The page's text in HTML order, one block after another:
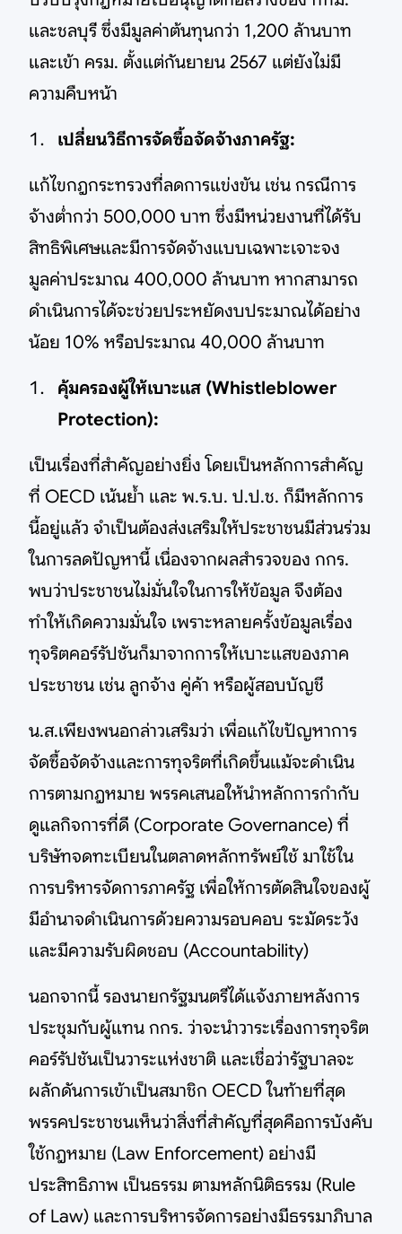
และชลบุรี ซึ่งมีมูลค่าต้นทุนกว่า 1,200 ล้านบาท
และเข้า ครม. ตั้งแต่กันยายน 2567 แต่ยังไม่มี
ความคืบหน้า
เปลี่ยนวิธีการจัดซื้อจัดจ้างภาครัฐ:
แก้ไขกฎกระทรวงที่ลดการแข่งขัน เช่น กรณีการ
จ้างต่ำกว่า 500,000 บาท ซึ่งมีหน่วยงานที่ได้รับ
สิทธิพิเศษและมีการจัดจ้างแบบเฉพาะเจาะจง
มูลค่าประมาณ 400,000 ล้านบาท หากสามารถ
ดำเนินการได้จะช่วยประหยัดงบประมาณได้อย่าง
น้อย 10% หรือประมาณ 40,000 ล้านบาท
คุ้มครองผู้ให้เบาะแส (Whistleblower
Protection):
เป็นเรื่องที่สำคัญอย่างยิ่ง โดยเป็นหลักการสำคัญ
ที่ OECD เน้นย้ำ และ พ.ร.บ. ป.ป.ช. ก็มีหลักการ
นี้อยู่แล้ว จำเป็นต้องส่งเสริมให้ประชาชนมีส่วนร่วม
ในการลดปัญหานี้ เนื่องจากผลสำรวจของ กกร.
พบว่าประชาชนไม่มั่นใจในการให้ข้อมูล จึงต้อง
ทำให้เกิดความมั่นใจ เพราะหลายครั้งข้อมูลเรื่อง
ทุจริตคอร์รัปชันก็มาจากการให้เบาะแสของภาค
ประชาชน เช่น ลูกจ้าง คู่ค้า หรือผู้สอบบัญชี
น.ส.เพียงพนอกล่าวเสริมว่า เพื่อแก้ไขปัญหาการ
จัดซื้อจัดจ้างและการทุจริตที่เกิดขึ้นแม้จะดำเนิน
การตามกฎหมาย พรรคเสนอให้นำหลักการกำกับ
ดูแลกิจการที่ดี (Corporate Governance) ที่
บริษัทจดทะเบียนในตลาดหลักทรัพย์ใช้ มาใช้ใน
การบริหารจัดการภาครัฐ เพื่อให้การตัดสินใจของผู้
มีอำนาจดำเนินการด้วยความรอบคอบ ระมัดระวัง
และมีความรับผิดชอบ (Accountability)
นอกจากนี้ รองนายกรัฐมนตรีได้แจ้งภายหลังการ
ประชุมกับผู้แทน กกร. ว่าจะนำวาระเรื่องการทุจริต
คอร์รัปชันเป็นวาระแห่งชาติ และเชื่อว่ารัฐบาลจะ
ผลักดันการเข้าเป็นสมาชิก OECD ในท้ายที่สุด
พรรคประชาชนเห็นว่าสิ่งที่สำคัญที่สุดคือการบังคับ
ใช้กฎหมาย (Law Enforcement) อย่างมี
ประสิทธิภาพ เป็นธรรม ตามหลักนิติธรรม (Rule
of Law) และการบริหารจัดการอย่างมีธรรมาภิบาล